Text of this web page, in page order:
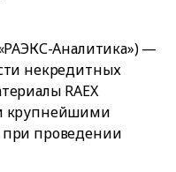
Аналитика») —
некредитных
RAEX
крупнейшими
при проведении